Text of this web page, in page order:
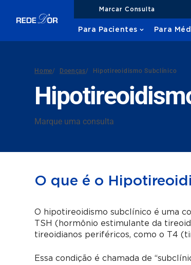
Marcar Consulta
Para Pacientes Para
Home/ Doenças/ Hipotireoidismo Subclínico
Marque uma consulta
O que é o
O hipotireoidismo subclínico é uma
TSH (hormônio estimulante da
tireoidianos periféricos, como o T4
Essa condição é chamada de